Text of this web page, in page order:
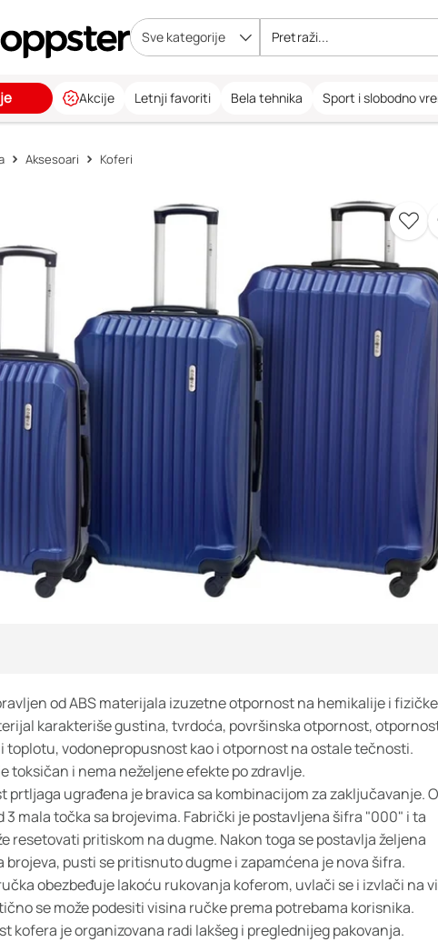
Sve kategorije
Akcije Letnji favoriti Bela tehnika Sport i slobodno
Aksesoari Koferi
od ABS materijala izuzetne otpornost na hemikalije i fizičke
karakteriše gustina, tvrdoća, površinska otpornost,
toplotu, vodonepropusnost kao i otpornost na ostale tečnosti.
toksičan i nema neželjene efekte po zdravlje.
prtljaga ugrađena je bravica sa kombinacijom za zaključavanje.
3 mala točka sa brojevima. Fabrički je postavljena šifra "000" i ta
resetovati pritiskom na dugme. Nakon toga se postavlja željena
brojeva, pusti se pritisnuto dugme i zapamćena je nova šifra.
obezbeđuje lakoću rukovanja koferom, uvlači se i izvlači na
se može podesiti visina ručke prema potrebama korisnika.
kofera je organizovana radi lakšeg i preglednijeg pakovanja.